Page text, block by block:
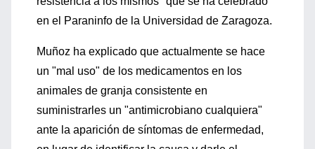
en el Paraninfo de la Universidad de Zaragoza.
Muñoz ha explicado que actualmente se hace
un "mal uso" de los medicamentos en los
animales de granja consistente en
suministrarles un "antimicrobiano cualquiera"
ante la aparición de síntomas de enfermedad,